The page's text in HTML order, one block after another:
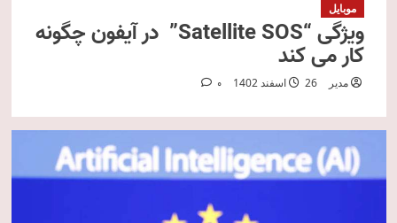
موبایل
ویژگی “Satellite SOS” در آیفون چگونه
کار می کند
مدیر 26 اسفند 1402 0